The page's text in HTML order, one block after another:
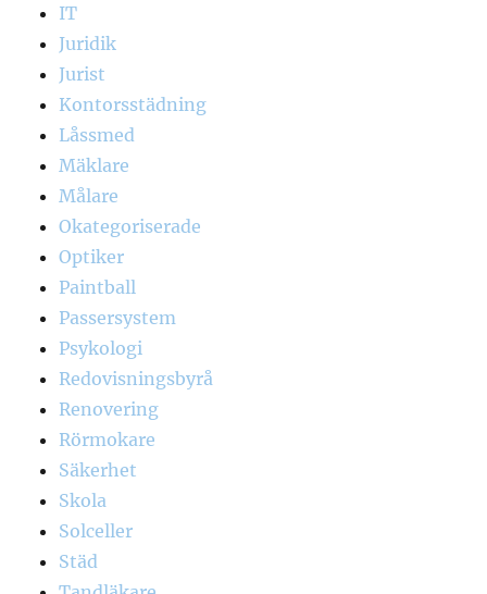
IT
Juridik
Jurist
Kontorsstädning
Låssmed
Mäklare
Målare
Okategoriserade
Optiker
Paintball
Passersystem
Psykologi
Redovisningsbyrå
Renovering
Rörmokare
Säkerhet
Skola
Solceller
Städ